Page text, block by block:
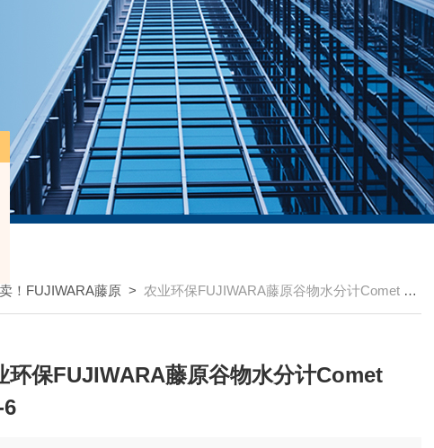
！FUJIWARA藤原 > 农业环保FUJIWARA藤原谷物水分计Comet CD-6
环保FUJIWARA藤原谷物水分计Comet
6